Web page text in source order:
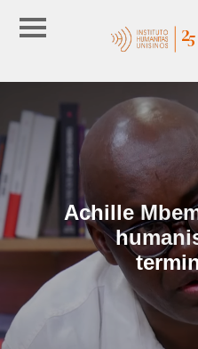
Achille